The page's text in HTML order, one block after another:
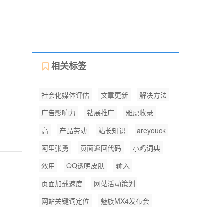
相关标签
社会化媒体评估 文章更新
解决方法
广告影响力
钻展推广
雅虎收录
高
产品劳动 站长知识
areyouok
阿里张勇
页面返回代码
小鸡词典
效用
QQ透明皮肤
输入
页面加载速度
网站活动策划
网站关键词定位
魅族MX4发布会